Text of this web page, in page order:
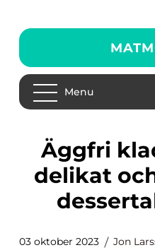
Menu
Äggfri kladdkaka: En
delikat
03 oktober 2023 Jon